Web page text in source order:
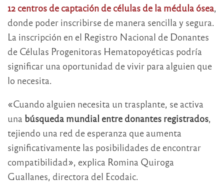
12 centros de captación de células de la médula ósea,
donde poder inscribirse de manera sencilla y segura.
La inscripción en el Registro Nacional de Donantes
de Células Progenitoras Hematopoyéticas podría
significar una oportunidad de vivir para alguien que
lo necesita.
«Cuando alguien necesita un trasplante, se activa
una búsqueda mundial entre donantes registrados,
tejiendo una red de esperanza que aumenta
significativamente las posibilidades de encontrar
compatibilidad», explica Romina Quiroga
Guallanes, directora del Ecodaic.